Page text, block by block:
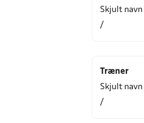
Skjult navn
/
Træner
Skjult navn
/